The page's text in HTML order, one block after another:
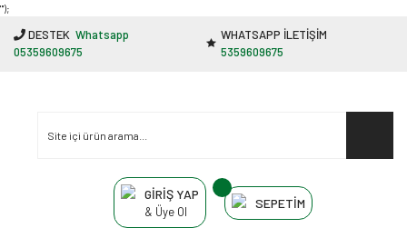
"');
DESTEK Whatsapp
05359609675
WHATSAPP İLETİŞİM
5359609675
GİRİŞ YAP
& Üye Ol
SEPETİM